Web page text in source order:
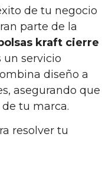
de tu negocio
parte de la
kraft cierre
un servicio
diseño a
asegurando que
tu marca.
resolver tu